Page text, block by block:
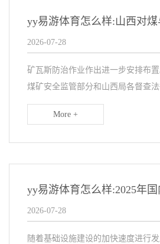
2026-07-28
矿瓦斯防治作业作出进一步安排布
煤矿安全监管部分和山西局各督查
More +
2026-07-28
随着基础设施建设的加快速度进行